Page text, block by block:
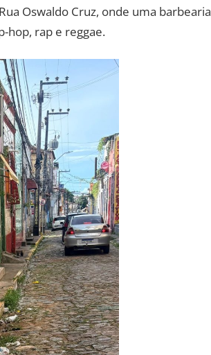
Oswaldo Cruz, onde uma barbearia
hop, rap e reggae.